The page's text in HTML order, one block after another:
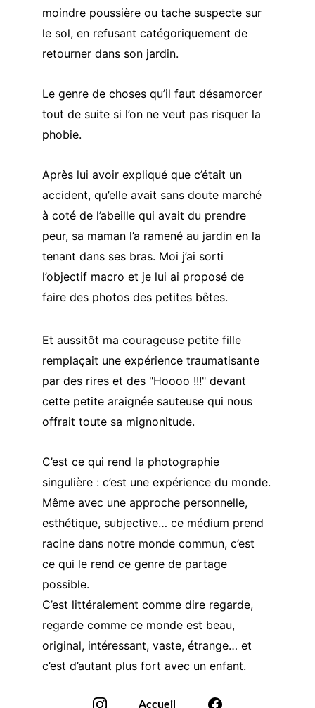
moindre poussière ou tache suspecte sur
le sol, en refusant catégoriquement de
retourner dans son jardin.
Le genre de choses qu’il faut désamorcer
tout de suite si l’on ne veut pas risquer la
phobie.
Après lui avoir expliqué que c’était un
accident, qu’elle avait sans doute marché
à coté de l’abeille qui avait du prendre
peur, sa maman l’a ramené au jardin en la
tenant dans ses bras. Moi j’ai sorti
l’objectif macro et je lui ai proposé de
faire des photos des petites bêtes.
Et aussitôt ma courageuse petite fille
remplaçait une expérience traumatisante
par des rires et des "Hoooo !!!" devant
cette petite araignée sauteuse qui nous
offrait toute sa mignonitude.
C’est ce qui rend la photographie
singulière : c’est une expérience du monde.
Même avec une approche personnelle,
esthétique, subjective… ce médium prend
racine dans notre monde commun, c’est
ce qui le rend ce genre de partage
possible.
C’est littéralement comme dire regarde,
regarde comme ce monde est beau,
original, intéressant, vaste, étrange… et
c’est d’autant plus fort avec un enfant.
Accueil